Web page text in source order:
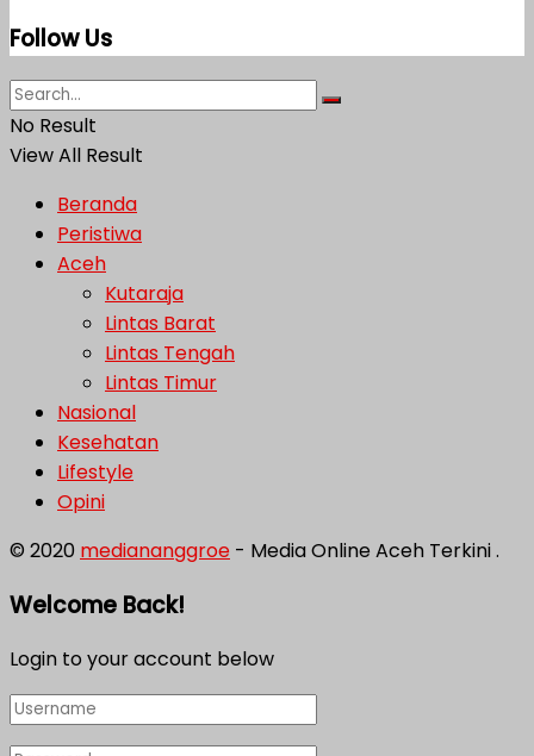
Follow Us
No Result
View All Result
Beranda
Peristiwa
Aceh
Kutaraja
Lintas Barat
Lintas Tengah
Lintas Timur
Nasional
Kesehatan
Lifestyle
Opini
© 2020 mediananggroe - Media Online Aceh Terkini .
Welcome Back!
Login to your account below